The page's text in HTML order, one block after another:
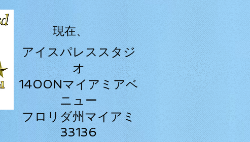
現在、
アイスパレススタジ
オ
1400Nマイアミアベ
ニュー
フロリダ州マイアミ
33136